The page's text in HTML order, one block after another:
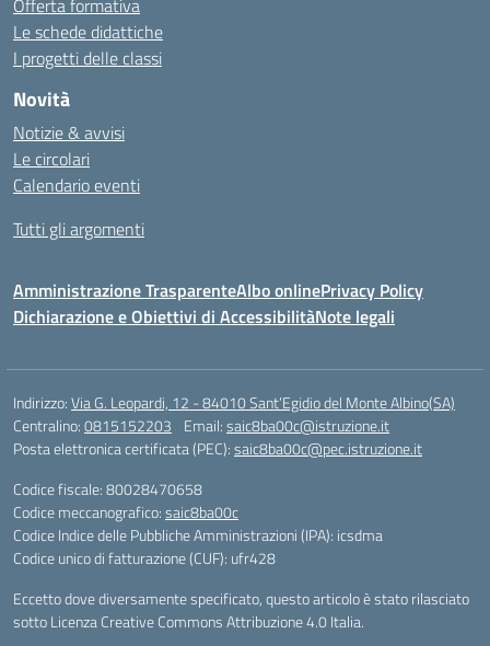
Offerta formativa
Le schede didattiche
I progetti delle classi
Novità
Notizie & avvisi
Le circolari
Calendario eventi
Tutti gli argomenti
Amministrazione TrasparenteAlbo onlinePrivacy Policy
Dichiarazione e Obiettivi di AccessibilitàNote legali
Indirizzo:Via G. Leopardi, 12 - 84010 Sant’Egidio del Monte Albino(SA)
Centralino:0815152203 Email:saic8ba00c@istruzione.it
Posta elettronica certificata (PEC):saic8ba00c@pec.istruzione.it
Codice fiscale: 80028470658
Codice meccanografico:saic8ba00c
Codice Indice delle Pubbliche Amministrazioni (IPA): icsdma
Codice unico di fatturazione (CUF): ufr428
Eccetto dove diversamente specificato, questo articolo è stato rilasciato
sotto Licenza Creative Commons Attribuzione 4.0 Italia.